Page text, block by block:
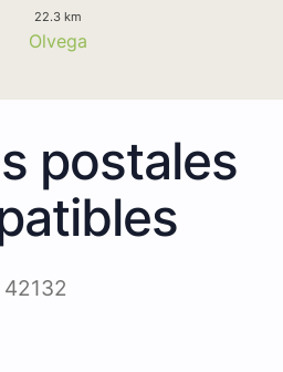
22.3 km
Olvega
postales
42132